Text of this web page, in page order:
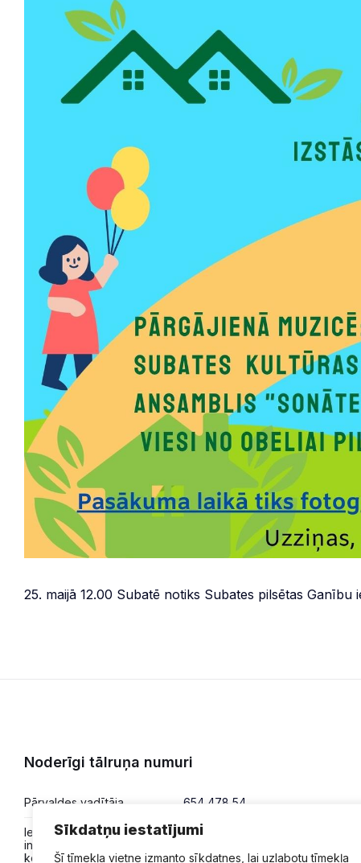
Sīkdatņu iestatījumi
Šī tīmekļa vietne izmanto sīkdatnes, lai uzlabotu tīmekļa
25. maijā 12.00 Subatē notiks Subates pilsētas Ganību
Noderīgi tālruņa numuri
Pārvaldes vadītāja 654 478 54
Iesniegumi,
informācija,
konsultācijas
654 478 50